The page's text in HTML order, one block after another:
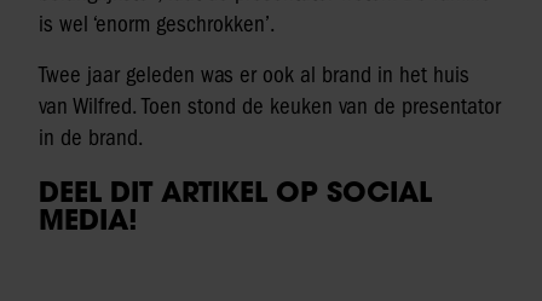
is wel ‘enorm geschrokken’.
Twee jaar geleden was er ook al brand in het huis
van Wilfred. Toen stond de keuken van de presentator
in de brand.
DEEL DIT ARTIKEL OP SOCIAL
MEDIA!